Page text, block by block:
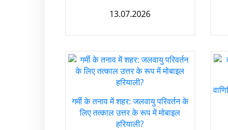
13.07.2026
गर्मी के तनाव में शहर: जलवायु परिवर्तन के
लिए तत्काल उत्तर के रूप में मोबाइल
हरियाली?